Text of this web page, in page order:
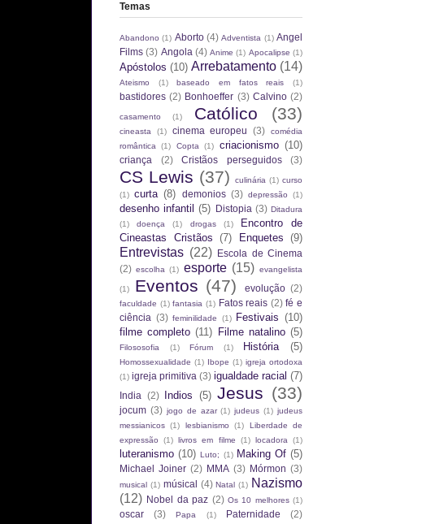
Temas
Abandono (1) Aborto (4) Adventista (1) Angel
Films (3) Angola (4) Anime (1) Apocalipse (1)
Apóstolos (10) Arrebatamento (14)
Ateismo (1) baseado em fatos reais (1)
bastidores (2) Bonhoeffer (3) Calvino (2)
casamento (1) Católico (33)
cineasta (1) cinema europeu (3)
comédia
romântica (1) Copta (1) criacionismo (10)
criança (2) Cristãos perseguidos (3)
CS Lewis (37) culinária (1) curso
(1) curta (8) demonios (3) depressão (1)
desenho infantil (5) Distopia (3) Ditadura
(1)
doença (1) drogas (1)
Encontro de
Cineastas Cristãos (7) Enquetes (9)
Entrevistas (22)
Escola de Cinema
(2) escolha (1) esporte (15) evangelista
(1) Eventos (47) evolução (2)
faculdade (1) fantasia (1) Fatos reais (2) fé e
ciência (3) feminilidade (1) Festivais (10)
filme completo (11) Filme natalino (5)
Filososofia (1) Fórum (1) História (5)
Homossexualidade (1) Ibope (1) igreja ortodoxa
(1) igreja primitiva (3) igualdade racial (7)
India (2) Indios (5) Jesus (33)
jocum (3) jogo de azar (1) judeus (1) judeus
messianicos (1) lesbianismo (1)
Liberdade de
expressão
(1) livros em filme (1) locadora (1)
luteranismo (10) Luto; (1) Making Of (5)
Michael Joiner (2) MMA (3) Mórmon (3)
musical (1) músical (4) Natal (1) Nazismo
(12) Nobel da paz (2) Os 10 melhores (1)
oscar (3) Papa (1) Paternidade (2)